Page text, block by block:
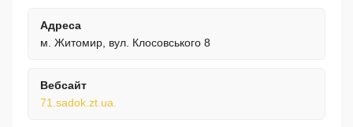
Адреса
м. Житомир, вул. Клосовського 8
Вебсайт
71.sadok.zt.ua.